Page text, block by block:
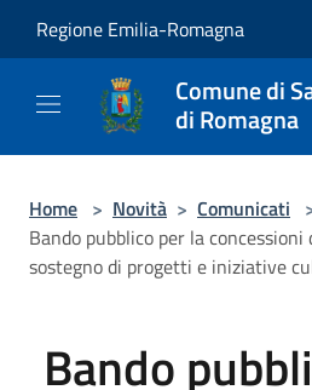
Regione Emilia-Romagna
Comune di
di Romagna
Home > Novità > Comunicati
Bando pubblico per la
sostegno di progetti e iniziative
Bando